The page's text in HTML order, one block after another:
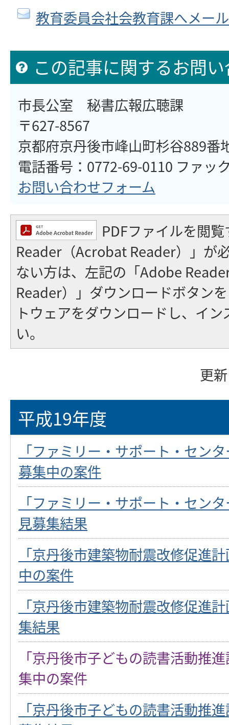
教育委員会社会教育課へメー
この記事に関するお問
市長公室 秘書広報広聴課
〒627-8567
京都府京丹後市峰山町杉谷889番
電話番号：0772-69-0110 ファッ
お問い合わせフォーム
PDFファイルを閲
Reader（Acrobat Reader）」が
ない方は、左記の「Adobe
Reader）」ダウンロードボタン
トウェアをダウンロードし、イ
い。
更
平成19年度
「ファミリー・サポート・セン
募集中の案件
「ファミリー・サポート・セン
見募集結果
「京丹後市建築物耐震改修促進
中の案件
「京丹後市建築物耐震改修促進
集結果
「京丹後市子どもの読書活動推
集中の案件
「京丹後市子どもの読書活動推